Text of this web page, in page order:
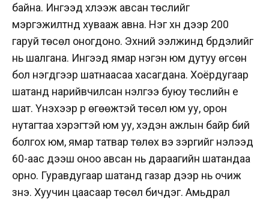
байна. Ингээд хүлээж авсан төслийг
мэргэжилтнүүд хувааж авна. Нэг хүн дээр 200
гаруй төсөл оногдоно. Эхний ээлжинд бүрдэлийг
нь шалгана. Ингээд ямар нэгэн юм дутуу өгсөн
бол нэгдүгээр шатнаасаа хасагдана. Хоёрдугаар
шатанд нарийвчилсан үнэлгээ буюу төслийн үе
шат. Үнэхээр үр өгөөжтэй төсөл юм уу, орон
нутагтаа хэрэгтэй юм уу, хэдэн ажлын байр бий
болгох юм, ямар татвар төлөх вэ зэргийг үнэлээд
60-аас дээш оноо авсан нь дараагийн шатандаа
орно. Гуравдугаар шатанд газар дээр нь очиж
үзнэ. Хуучин цаасаар төсөл бичдэг. Амьдрал